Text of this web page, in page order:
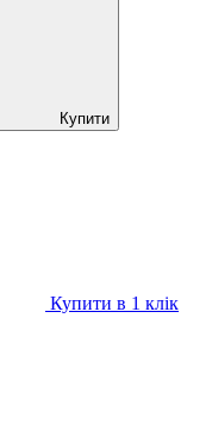
Купити
Купити в 1 клiк